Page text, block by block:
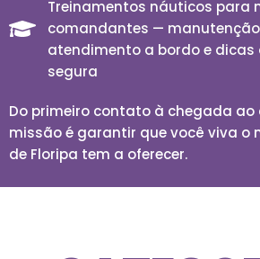
Treinamentos náuticos para
comandantes —
atendimento a bordo e dicas
segura
Do primeiro contato à chegada ao
missão é garantir que você viva o
de Floripa tem a oferecer.